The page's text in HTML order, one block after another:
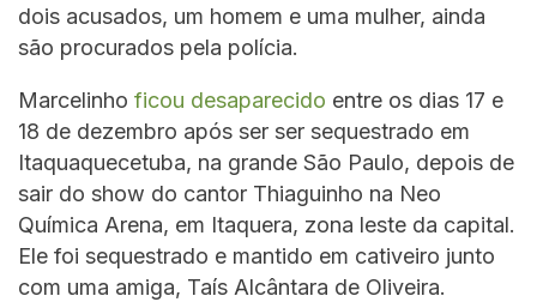
dois acusados, um homem e uma mulher, ainda
são procurados pela polícia.
Marcelinho ficou desaparecido entre os dias 17 e
18 de dezembro após ser ser sequestrado em
Itaquaquecetuba, na grande São Paulo, depois de
sair do show do cantor Thiaguinho na Neo
Química Arena, em Itaquera, zona leste da capital.
Ele foi sequestrado e mantido em cativeiro junto
com uma amiga, Taís Alcântara de Oliveira.